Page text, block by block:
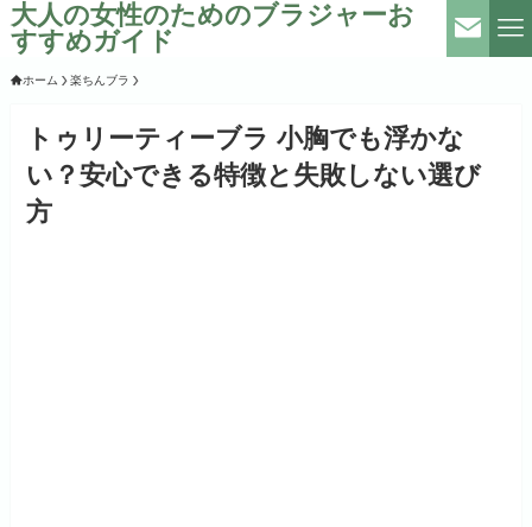
大人の女性のためのブラジャーお
すすめガイド
ホーム 楽ちんブラ
トゥリーティーブラ 小胸でも浮かな
い？安心できる特徴と失敗しない選び
方